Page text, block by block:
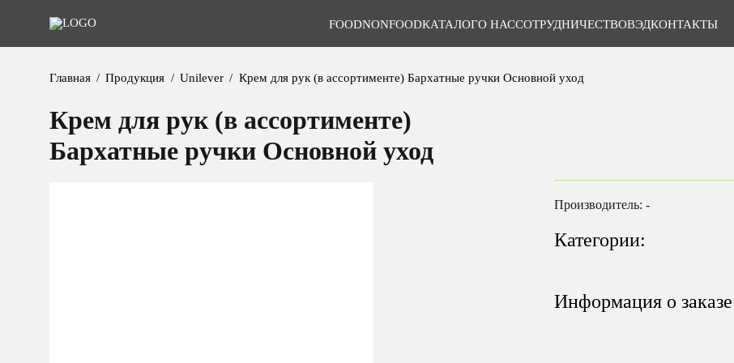
FOODNONFOODКАТАЛОГО НАССОТРУДНИЧЕСТВОВЭДКОНТАКТЫ
Главная Продукция Unilever Крем для рук (в ассортименте) Бархатные ручки Основной уход
Крем для рук (в ассортименте)
Бархатные ручки Основной уход
Производитель: -
Категории:
Информация о